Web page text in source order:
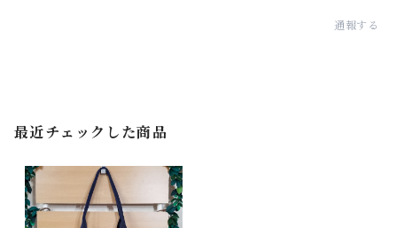
通報する
最近チェックした商品